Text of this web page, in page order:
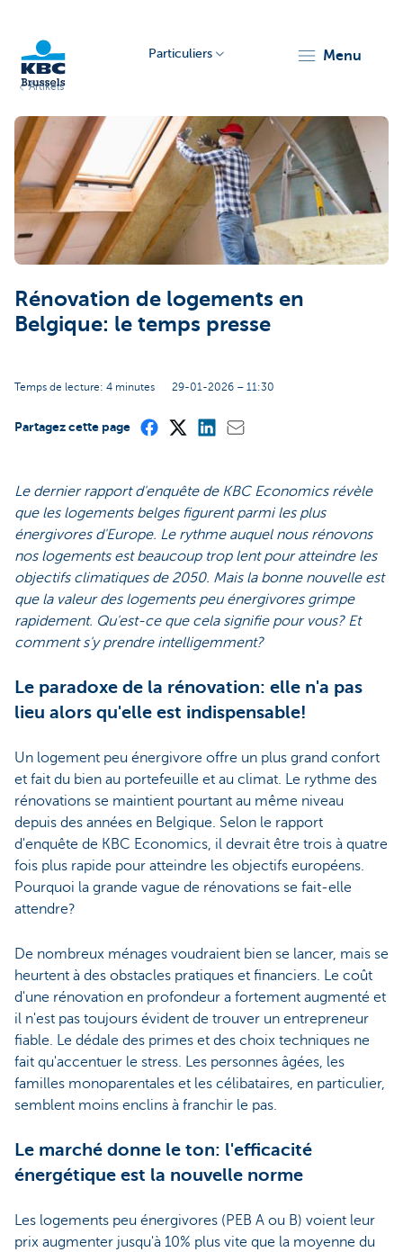
Brussels
Particuliers menu
Artikels
Rénovation de logements en
Belgique: le temps presse
Temps de lecture: 4 minutes 29-01-2026 – 11:30
Partagez cette page
Le dernier rapport d'enquête de KBC Economics révèle
que les logements belges figurent parmi les plus
énergivores d'Europe. Le rythme auquel nous rénovons
nos logements est beaucoup trop lent pour atteindre les
objectifs climatiques de 2050. Mais la bonne nouvelle est
que la valeur des logements peu énergivores grimpe
rapidement. Qu'est-ce que cela signifie pour vous? Et
comment s'y prendre intelligemment?
Le paradoxe de la rénovation: elle n'a pas
lieu alors qu'elle est indispensable!
Un logement peu énergivore offre un plus grand confort
et fait du bien au portefeuille et au climat. Le rythme des
rénovations se maintient pourtant au même niveau
depuis des années en Belgique. Selon le rapport
d'enquête de KBC Economics, il devrait être trois à quatre
fois plus rapide pour atteindre les objectifs européens.
Pourquoi la grande vague de rénovations se fait-elle
attendre?
De nombreux ménages voudraient bien se lancer, mais se
heurtent à des obstacles pratiques et financiers. Le coût
d'une rénovation en profondeur a fortement augmenté et
il n'est pas toujours évident de trouver un entrepreneur
fiable. Le dédale des primes et des choix techniques ne
fait qu'accentuer le stress. Les personnes âgées, les
familles monoparentales et les célibataires, en particulier,
semblent moins enclins à franchir le pas.
Le marché donne le ton: l'efficacité
énergétique est la nouvelle norme
Les logements peu énergivores (PEB A ou B) voient leur
prix augmenter jusqu'à 10% plus vite que la moyenne du